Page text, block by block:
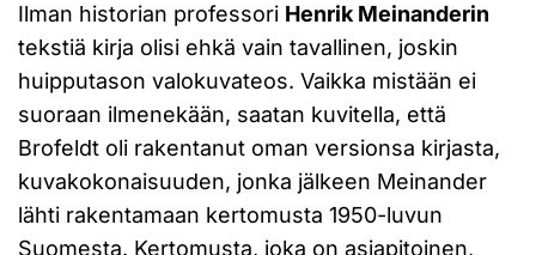
Ilman historian professori Henrik Meinanderin
tekstiä kirja olisi ehkä vain tavallinen, joskin
huipputason valokuvateos. Vaikka mistään ei
suoraan ilmenekään, saatan kuvitella, että
Brofeldt oli rakentanut oman versionsa kirjasta,
kuvakokonaisuuden, jonka jälkeen Meinander
lähti rakentamaan kertomusta 1950-luvun
Suomesta. Kertomusta, joka on asiapitoinen,